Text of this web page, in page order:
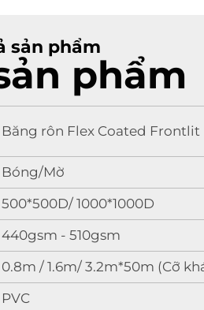
sản phẩm
phẩm
Băng rôn Flex Coated Frontlit
Bóng/Mờ
500*500D/ 1000*1000D
440gsm - 510gsm
0.8m / 1.6m/ 3.2m*50m (Cỡ
PVC